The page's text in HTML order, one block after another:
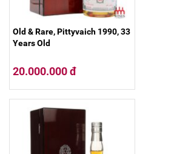
Old & Rare, Pittyvaich 1990, 33
Years Old
20.000.000 đ